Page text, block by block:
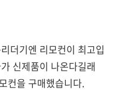
더기엔 리모컨이 최고입
신제품이 나온다길래
컨을 구매했습니다.